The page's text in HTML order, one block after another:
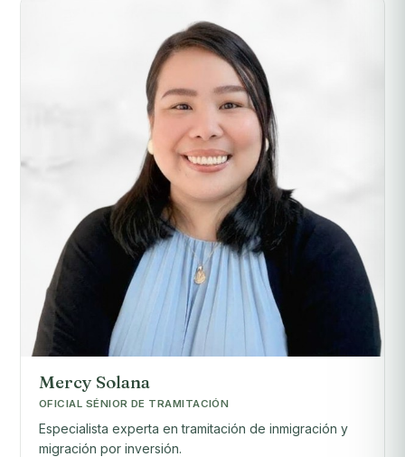
Mercy Solana
OFICIAL SÉNIOR DE TRAMITACIÓN
Especialista experta en tramitación de inmigración y
migración por inversión.